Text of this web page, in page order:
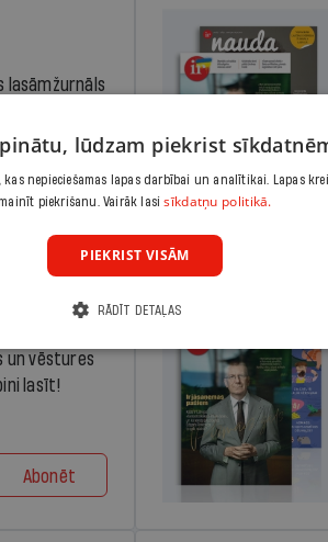
lasāmžurnāls
Abonēt
un vēstures
lasīt!
Abonēt
lūdzam piekrist
nepieciešamas lapas darbībai un analītikai. Lapas
piekrišanu. Vairāk lasisīkdatņu politikā.
PIEKRIST VISĀM
RĀDĪT DETAĻAS